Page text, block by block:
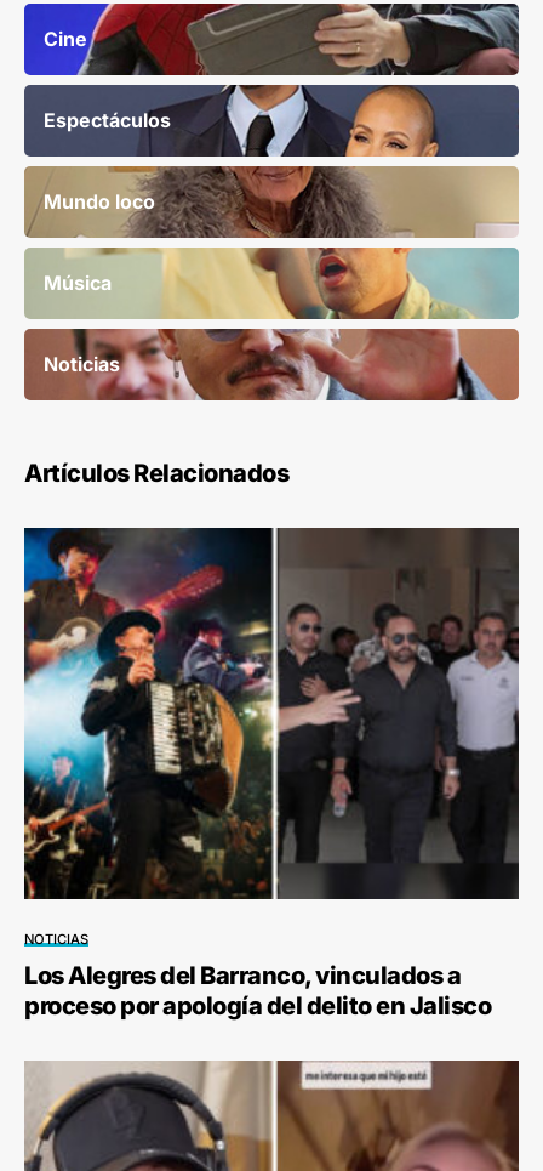
Cine
Espectáculos
Mundo loco
Música
Noticias
Artículos Relacionados
NOTICIAS
Los Alegres del Barranco, vinculados a
proceso por apología del delito en Jalisco